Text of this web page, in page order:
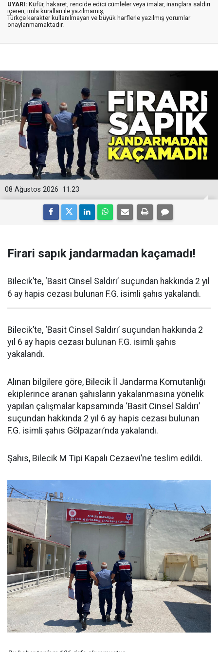
UYARI: Küfür, hakaret, rencide edici cümleler veya imalar, inançlara saldırı
içeren, imla kuralları ile yazılmamış,
Türkçe karakter kullanılmayan ve büyük harflerle yazılmış yorumlar
onaylanmamaktadır.
11:23
08 Ağustos 2026
Firari sapık jandarmadan kaçamadı!
Bilecik’te, ‘Basit Cinsel Saldırı’ suçundan hakkında 2 yıl
6 ay hapis cezası bulunan F.G. isimli şahıs yakalandı.
Bilecik’te, ‘Basit Cinsel Saldırı’ suçundan hakkında 2
yıl 6 ay hapis cezası bulunan F.G. isimli şahıs
yakalandı.
Alınan bilgilere göre, Bilecik İl Jandarma Komutanlığı
ekiplerince aranan şahısların yakalanmasına yönelik
yapılan çalışmalar kapsamında ‘Basit Cinsel Saldırı’
suçundan hakkında 2 yıl 6 ay hapis cezası bulunan
F.G. isimli şahıs Gölpazarı’nda yakalandı.
Şahıs, Bilecik M Tipi Kapalı Cezaevi’ne teslim edildi.